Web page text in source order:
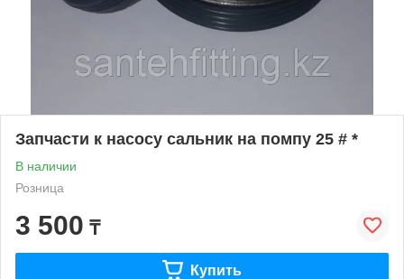
Запчасти к насосу сальник на помпу 25 # *
В наличии
Розница
3 500 ₸
Купить